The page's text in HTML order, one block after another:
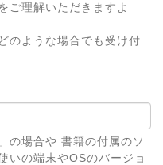
ご理解いただきますよ
のような場合でも受け付
の場合や 書籍の付属のソ
いの端末やOSのバージョ